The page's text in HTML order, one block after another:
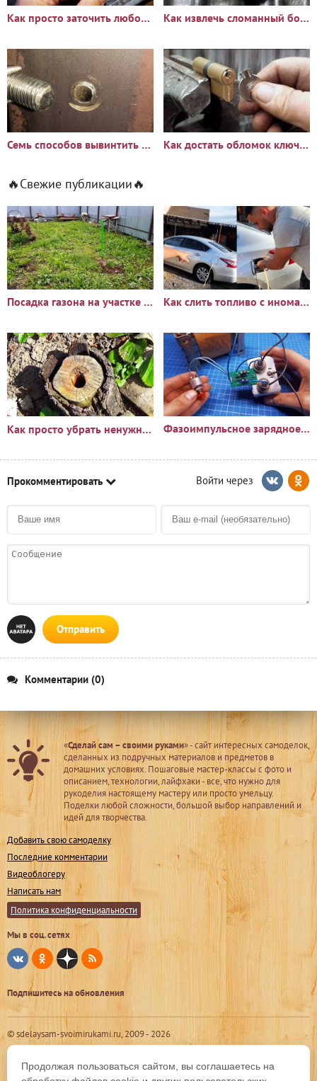
Как просто заточить любой бритвенный станок Как извлечь сломанный болт или шпильку из глубокого отверстия
Семь способов вывинтить сломанный болт или шпильку Как достать обломок ключа из замка
🔥Свежие публикации🔥
Посадка газона на участке с сорняками: опыт и результаты Как слить топливо с иномарки через горловину бака
Как просто убрать ненужный пень?🪵 Фазоимпульсное зарядное устройство своими руками
Прокомментировать
Отправить
Комментарии (0)
«Сделай сам – своими руками» - сайт интересных самоделок,
сделанных из подручных материалов и предметов в
домашних условиях. Пошаговые мастер-классы с фото и
описанием, технологии, лайфхаки - все, что нужно для
рукоделия настоящему мастеру или просто умельцу.
Поделки любой сложности, большой выбор направлений и
идей для творчества.
Добавить свою самоделку
Последние комментарии
Видеоблогеру
Написать нам
Политика конфиденциальности
Мы в соц. сетях
Подпишитесь на обновления
© sdelaysam-svoimirukami.ru, 2009 - 2026
Продолжая пользоваться сайтом, вы соглашаетесь на